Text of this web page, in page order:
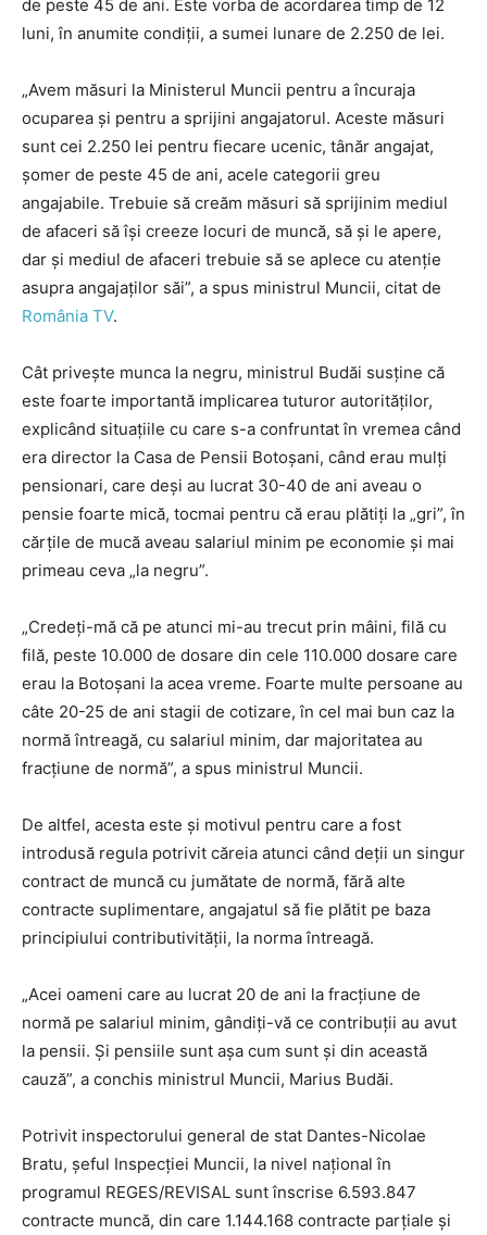
de peste 45 de ani. Este vorba de acordarea timp de 12
luni, în anumite condiții, a sumei lunare de 2.250 de lei.
„Avem măsuri la Ministerul Muncii pentru a încuraja
ocuparea şi pentru a sprijini angajatorul. Aceste măsuri
sunt cei 2.250 lei pentru fiecare ucenic, tânăr angajat,
şomer de peste 45 de ani, acele categorii greu
angajabile. Trebuie să creăm măsuri să sprijinim mediul
de afaceri să îşi creeze locuri de muncă, să şi le apere,
dar şi mediul de afaceri trebuie să se aplece cu atenţie
asupra angajaţilor săi”, a spus ministrul Muncii, citat de
România TV.
Cât privește munca la negru, ministrul Budăi susține că
este foarte importantă implicarea tuturor autorităților,
explicând situațiile cu care s-a confruntat în vremea când
era director la Casa de Pensii Botoșani, când erau mulți
pensionari, care deși au lucrat 30-40 de ani aveau o
pensie foarte mică, tocmai pentru că erau plătiți la „gri”, în
cărțile de mucă aveau salariul minim pe economie și mai
primeau ceva „la negru”.
„Credeţi-mă că pe atunci mi-au trecut prin mâini, filă cu
filă, peste 10.000 de dosare din cele 110.000 dosare care
erau la Botoşani la acea vreme. Foarte multe persoane au
câte 20-25 de ani stagii de cotizare, în cel mai bun caz la
normă întreagă, cu salariul minim, dar majoritatea au
fracţiune de normă”, a spus ministrul Muncii.
De altfel, acesta este și motivul pentru care a fost
introdusă regula potrivit căreia atunci când deții un singur
contract de muncă cu jumătate de normă, fără alte
contracte suplimentare, angajatul să fie plătit pe baza
principiului contributivităţii, la norma întreagă.
„Acei oameni care au lucrat 20 de ani la fracţiune de
normă pe salariul minim, gândiţi-vă ce contribuţii au avut
la pensii. Şi pensiile sunt aşa cum sunt şi din această
cauză”, a conchis ministrul Muncii, Marius Budăi.
Potrivit inspectorului general de stat Dantes-Nicolae
Bratu, şeful Inspecţiei Muncii, la nivel naţional în
programul REGES/REVISAL sunt înscrise 6.593.847
contracte muncă, din care 1.144.168 contracte parţiale şi